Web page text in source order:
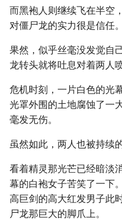
而黑袍人则继续飞在半空
对僵尸龙的实力很是信任。
果然，似乎丝毫没发觉自
龙转头就将吐息对着两人
危机时刻，一片白色的光
光罩外围的土地腐蚀了一
毫发无伤。
虽然如此，两人也被持续
看着精灵那光芒已经暗淡
幕的白袍女子苦笑了一下
高巨剑的高大红发男子此
尸龙那巨大的脚爪上。